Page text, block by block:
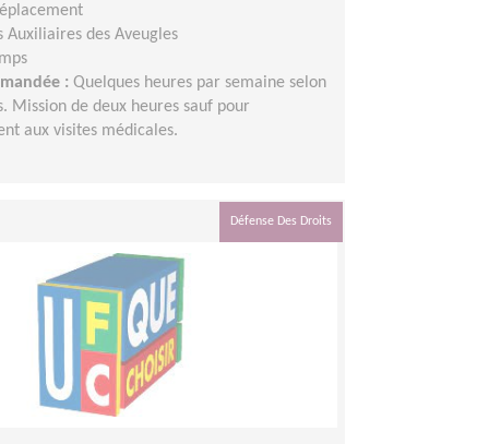
Auxiliaires des Aveugles
: Quelques heures par semaine selon
Mission de deux heures sauf pour
aux visites médicales.
Défense Des Droits